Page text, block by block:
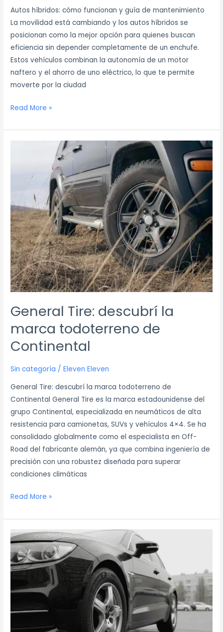
Autos híbridos: cómo funcionan y guía de mantenimiento
La movilidad está cambiando y los autos híbridos se
posicionan como la mejor opción para quienes buscan
eficiencia sin depender completamente de un enchufe.
Estos vehículos combinan la autonomía de un motor
naftero y el ahorro de uno eléctrico, lo que te permite
moverte por la ciudad
Read More »
General Tire: descubrí la
marca todoterreno de
Continental
Sin categoría /Eleven Eleven
General Tire: descubrí la marca todoterreno de
Continental General Tire es la marca estadounidense del
grupo Continental, especializada en neumáticos de alta
resistencia para camionetas, SUVs y vehículos 4×4. Se ha
consolidado globalmente como el especialista en Off-
Road del fabricante alemán, ya que combina ingeniería de
precisión con una robustez diseñada para superar
condiciones climáticas
descubrí
todoterreno
de
Continental
Read More »
Cubiertas
Maxisport:
la
línea
para